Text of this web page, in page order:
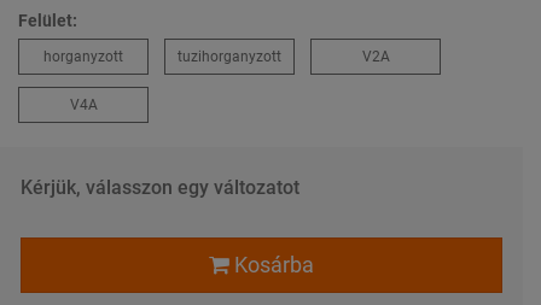
Felület:
horganyzott tuzihorganyzott V2A
V4A
Kérjük, válasszon egy változatot
Kosárba